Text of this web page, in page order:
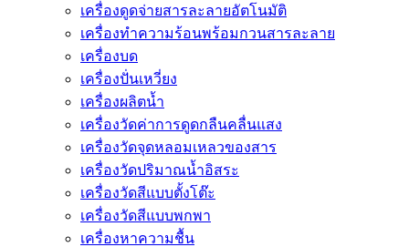
เครื่องดูดจ่ายสารละลายอัตโนมัติ
เครื่องทำความร้อนพร้อมกวนสารละลาย
เครื่องบด
เครื่องปั่นเหวี่ยง
เครื่องผลิตน้ำ
เครื่องวัดค่าการดูดกลืนคลื่นแสง
เครื่องวัดจุดหลอมเหลวของสาร
เครื่องวัดปริมาณน้ำอิสระ
เครื่องวัดสีแบบตั้งโต๊ะ
เครื่องวัดสีแบบพกพา
เครื่องหาความชื้น